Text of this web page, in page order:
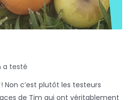
a testé
! Non c’est plutôt les testeurs
de Tim qui ont véritablement